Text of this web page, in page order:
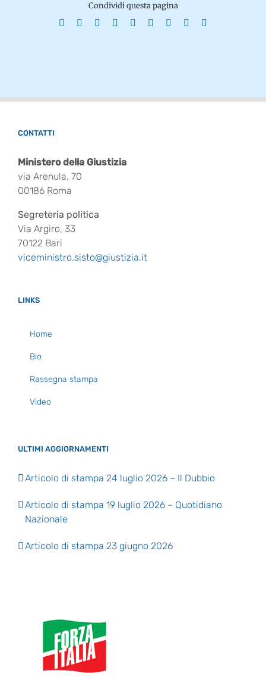
Condividi questa pagina
Facebook Reddit LinkedInWhatsApp
TumblrPinterest
CONTATTI
Ministero della Giustizia
via Arenula, 70
00186 Roma
Segreteria politica
Via Argiro, 33
70122 Bari
viceministro.sisto@giustizia.it
LINKS
Home
Bio
Rassegna stampa
Video
ULTIMI AGGIORNAMENTI
Articolo di stampa 24 luglio 2026 – Il Dubbio
Articolo di stampa 19 luglio 2026 – Quotidiano
Nazionale
Articolo di stampa 23 giugno 2026